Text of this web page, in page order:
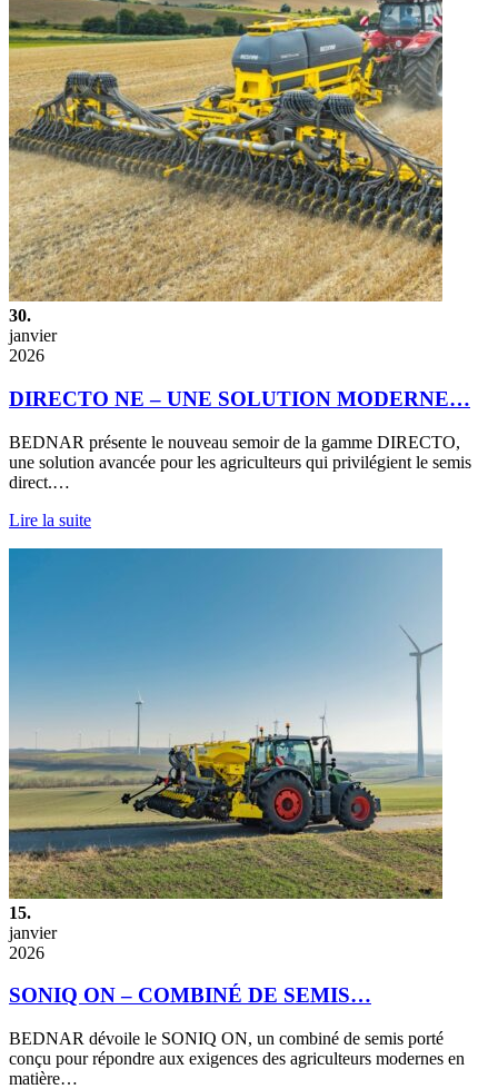
30.
janvier
2026
DIRECTO NE – UNE SOLUTION MODERNE…
BEDNAR présente le nouveau semoir de la gamme DIRECTO,
une solution avancée pour les agriculteurs qui privilégient le semis
direct.…
Lire la suite
15.
janvier
2026
SONIQ ON – COMBINÉ DE SEMIS…
BEDNAR dévoile le SONIQ ON, un combiné de semis porté
conçu pour répondre aux exigences des agriculteurs modernes en
matière…